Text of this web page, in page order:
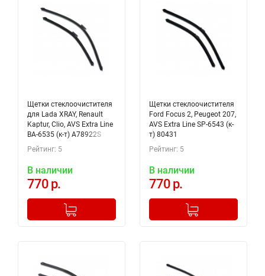
Щетки стеклоочистителя
для Lada XRAY, Renault
Kaptur, Clio, AVS Extra Line
BA-6535 (к-т) A78922S
Рейтинг: 5
В наличии
770 р.
+
Добавлено в корзину
Щетки стеклоочистителя
Ford Focus 2, Peugeot 207,
AVS Extra Line SP-6543 (к-
т) 80431
Рейтинг: 5
В наличии
770 р.
+
Добавлено в корзину